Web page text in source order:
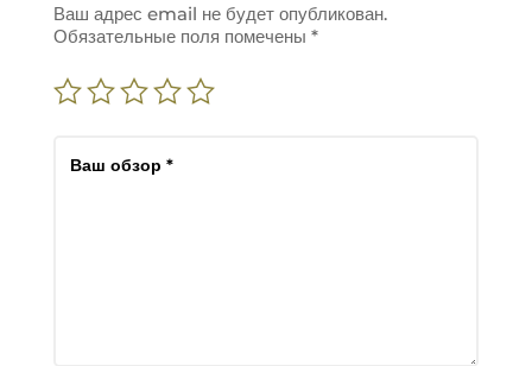
Ваш адрес email не будет опубликован.
Обязательные поля помечены *